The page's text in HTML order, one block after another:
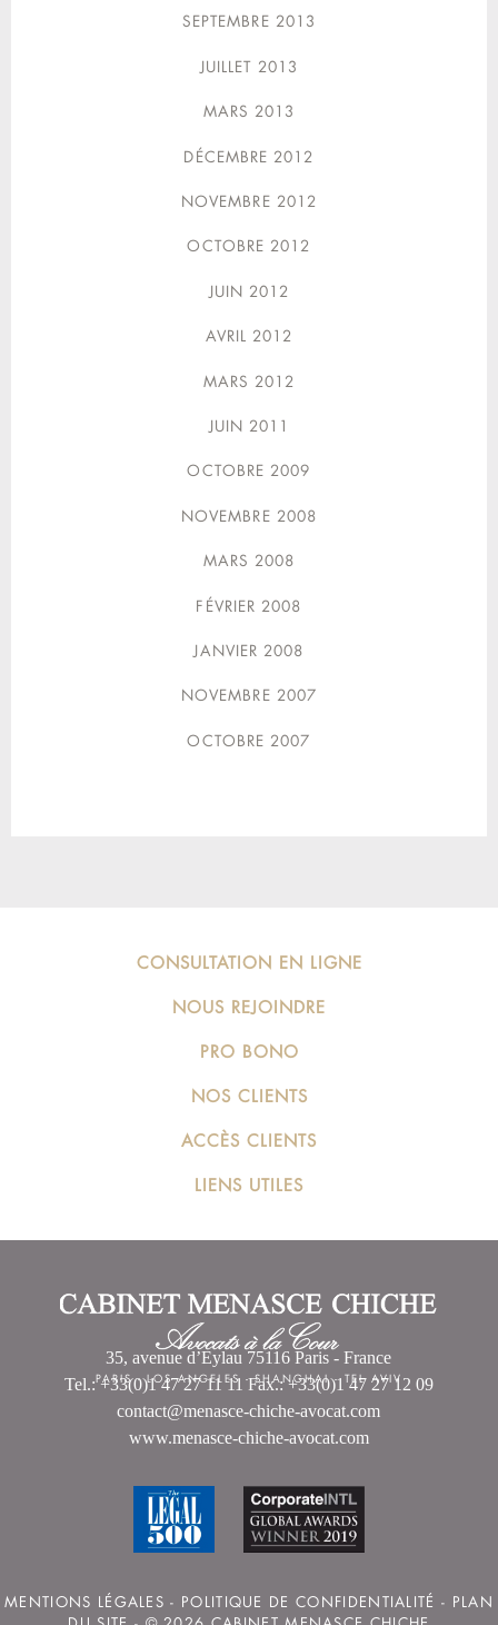
SEPTEMBRE 2013
JUILLET 2013
MARS 2013
DÉCEMBRE 2012
NOVEMBRE 2012
OCTOBRE 2012
JUIN 2012
AVRIL 2012
MARS 2012
JUIN 2011
OCTOBRE 2009
NOVEMBRE 2008
MARS 2008
FÉVRIER 2008
JANVIER 2008
NOVEMBRE 2007
OCTOBRE 2007
CONSULTATION EN LIGNE
NOUS REJOINDRE
PRO BONO
NOS CLIENTS
ACCÈS CLIENTS
LIENS UTILES
PARIS-LOS ANGELES-SHANGHAI- TEL AVIV
35, avenue d’Eylau 75116 Paris - France
Tel.: +33(0)1 47 27 11 11 Fax.: +33(0)1 47 27 12 09
contact@menasce-chiche-avocat.com
www.menasce-chiche-avocat.com
MENTIONS LÉGALES - POLITIQUE DE CONFIDENTIALITÉ - PLAN